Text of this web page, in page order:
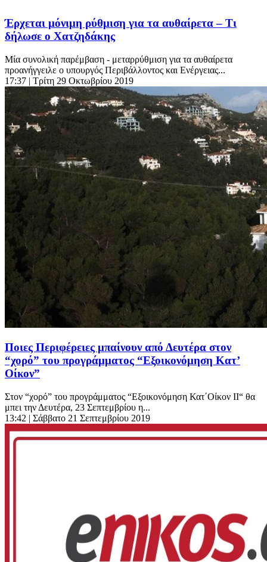
Έρχεται μόνιμη ρύθμιση για τα αυθαίρετα – Τι
δήλωσε ο Χατζηδάκης
Μία συνολική παρέμβαση - μεταρρύθμιση για τα αυθαίρετα
προανήγγειλε ο υπουργός Περιβάλλοντος και Ενέργειας...
17:37 | Τρίτη 29 Οκτωβρίου 2019
Ποιες Περιφέρειες μπαίνουν από Δευτέρα στον
“χορό” του προγράμματος “Εξοικονόμηση Κατ’
Οίκον”
Στον “χορό” του προγράμματος “Εξοικονόμηση Κατ΄Οίκον II“ θα
μπει την Δευτέρα, 23 Σεπτεμβρίου η...
13:42 | Σάββατο 21 Σεπτεμβρίου 2019